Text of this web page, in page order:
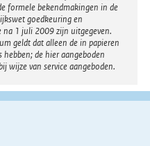
formele bekendmakingen in de
goedkeuring en
na 1 juli 2009 zijn uitgegeven.
geldt dat alleen de in papieren
de hier aangeboden
wijze van service aangeboden.